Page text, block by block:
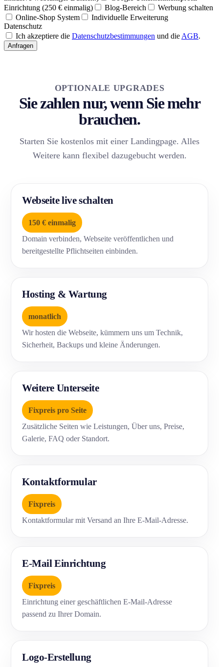
Einrichtung (250 € einmalig)
Blog-Bereich
Werbung schalten
Online-Shop System
Individuelle Erweiterung
Datenschutz
Ich akzeptiere die Datenschutzbestimmungen und die AGB.
Anfragen
OPTIONALE UPGRADES
Sie zahlen nur, wenn Sie mehr
brauchen.
Starten Sie kostenlos mit einer Landingpage. Alles
Weitere kann flexibel dazugebucht werden.
Webseite live schalten
150 € einmalig
Domain verbinden, Webseite veröffentlichen und
bereitgestellte Pflichtseiten einbinden.
Hosting & Wartung
monatlich
Wir hosten die Webseite, kümmern uns um Technik,
Sicherheit, Backups und kleine Änderungen.
Weitere Unterseite
Fixpreis pro Seite
Zusätzliche Seiten wie Leistungen, Über uns, Preise,
Galerie, FAQ oder Standort.
Kontaktformular
Fixpreis
Kontaktformular mit Versand an Ihre E-Mail-Adresse.
E-Mail Einrichtung
Fixpreis
Einrichtung einer geschäftlichen E-Mail-Adresse
passend zu Ihrer Domain.
Logo-Erstellung